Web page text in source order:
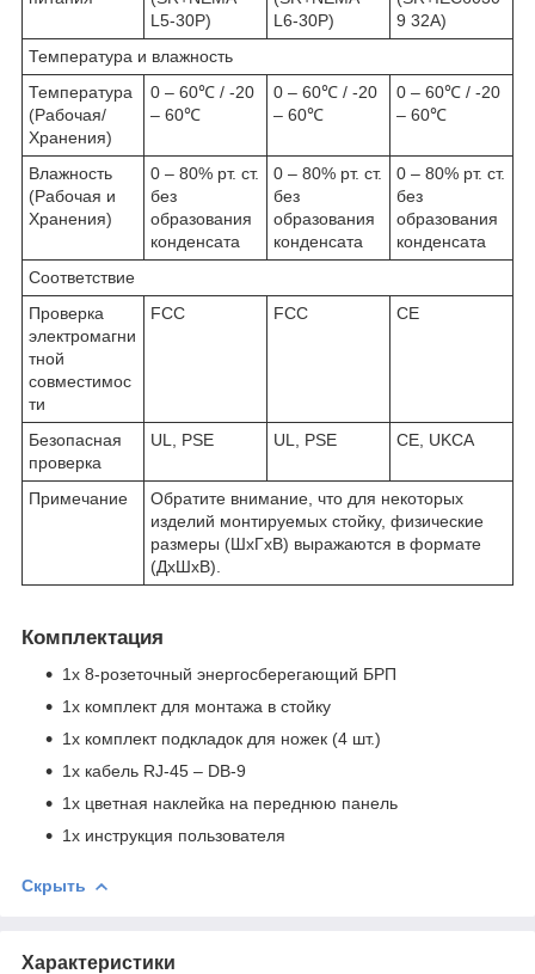
L5-30P)
L6-30P)
9 32A)
Температура и влажность
Температура
(Рабочая/
Хранения)
0 – 60℃ / -20
– 60℃
0 – 60℃ / -20
– 60℃
0 – 60℃ / -20
– 60℃
Влажность
(Рабочая и
Хранения)
0 – 80% рт. ст.
без
образования
конденсата
0 – 80% рт. ст.
без
образования
конденсата
0 – 80% рт. ст.
без
образования
конденсата
Соответствие
Проверка
электромагни
тной
совместимос
ти
FCC FCC CE
Безопасная
проверка
UL, PSE UL, PSE CE, UKCA
Примечание
Обратите внимание, что для некоторых
изделий монтируемых стойку, физические
размеры (ШxГxВ) выражаются в формате
(ДxШxВ).
Комплектация
1x 8-розеточный энергосберегающий БРП
1x комплект для монтажа в стойку
1x комплект подкладок для ножек (4 шт.)
1x кабель RJ-45 – DB-9
1x цветная наклейка на переднюю панель
1x инструкция пользователя
Скрыть
Характеристики